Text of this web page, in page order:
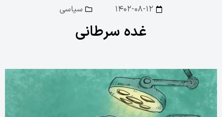
۱۴۰۲-۰۸-۱۲ سیاسی
غده سرطانی‌